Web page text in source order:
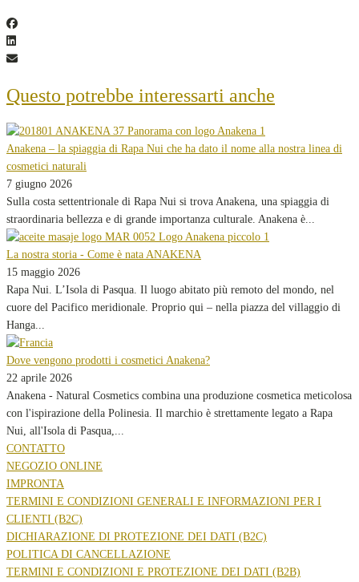
Questo potrebbe interessarti anche
Anakena – la spiaggia di Rapa Nui che ha dato il nome alla nostra linea di
cosmetici naturali
7 giugno 2026
Sulla costa settentrionale di Rapa Nui si trova Anakena, una spiaggia di
straordinaria bellezza e di grande importanza culturale. Anakena è...
La nostra storia - Come è nata ANAKENA
15 maggio 2026
Rapa Nui. L’Isola di Pasqua. Il luogo abitato più remoto del mondo, nel
cuore del Pacifico meridionale. Proprio qui – nella piazza del villaggio di
Hanga...
Dove vengono prodotti i cosmetici Anakena?
22 aprile 2026
Anakena - Natural Cosmetics combina una produzione cosmetica meticolosa
con l'ispirazione della Polinesia. Il marchio è strettamente legato a Rapa
Nui, all'Isola di Pasqua,...
CONTATTO
NEGOZIO ONLINE
IMPRONTA
TERMINI E CONDIZIONI GENERALI E INFORMAZIONI PER I
CLIENTI (B2C)
DICHIARAZIONE DI PROTEZIONE DEI DATI (B2C)
POLITICA DI CANCELLAZIONE
TERMINI E CONDIZIONI E PROTEZIONE DEI DATI (B2B)